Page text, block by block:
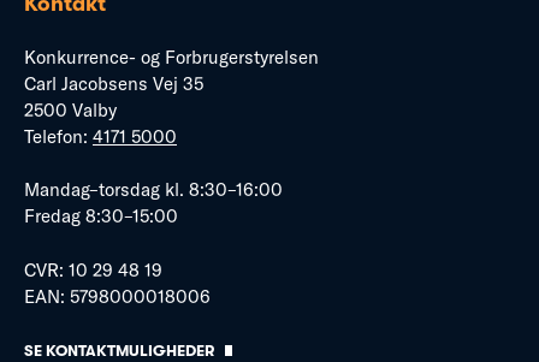
Konkurrence- og Forbrugerstyrelsen
Carl Jacobsens Vej 35
2500 Valby
Telefon: 4171 5000
Mandag–torsdag kl. 8:30–16:00
Fredag 8:30–15:00
CVR: 10 29 48 19
EAN: 5798000018006
SE KONTAKTMULIGHEDER